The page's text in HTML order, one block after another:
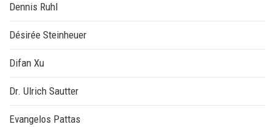
Dennis Ruhl
Désirée Steinheuer
Difan Xu
Dr. Ulrich Sautter
Evangelos Pattas